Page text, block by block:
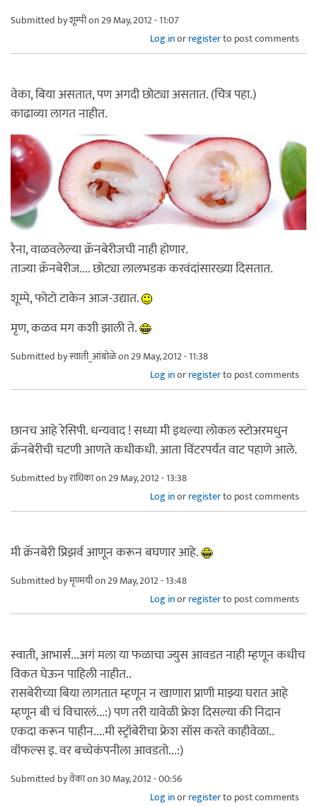
Submitted byशूम्पीon 29 May, 2012 - 11:07
Log inorregisterto post comments
वेका, बिया असतात, पण अगदी छोट्या असतात. (चित्र पहा.)
काढाव्या लागत नाहीत.
रैना, वाळवलेल्या क्रॅनबेरीजची नाही होणार.
ताज्या क्रॅनबेरीज.... छोट्या लालभडक करवंदांसारख्या दिसतात.
शूम्पे, फोटो टाकेन आज-उद्यात.
मृण, कळव मग कशी झाली ते.
Submitted byस्वाती_आंबोळेon 29 May, 2012 - 11:38
Log inorregisterto post comments
छानच आहे रेसिपी. धन्यवाद ! सध्या मी इथल्या लोकल स्टोअरमधुन
क्रॅनबेरीची चटणी आणते कधीकधी. आता विंटरपर्यंत वाट पहाणे आले.
Submitted byराधिकाon 29 May, 2012 - 13:38
Log inorregisterto post comments
मी क्रॅनबेरी प्रिझर्व आणून करून बघणार आहे.
Submitted byमृण्मयीon 29 May, 2012 - 13:48
Log inorregisterto post comments
स्वाती, आभार्स...अगं मला या फळाचा ज्युस आवडत नाही म्हणून कधीच
विकत घेऊन पाहिली नाहीत..
रासबेरीच्या बिया लागतात म्हणून न खाणारा प्राणी माझ्या घरात आहे
म्हणून बी चं विचारलं...:) पण तरी यावेळी फ्रेश दिसल्या की निदान
एकदा करून पाहीन....मी स्ट्रॉबेरीचा फ्रेश सॉस करते काहीवेळा..
वॉफल्स इ. वर बच्चेकंपनीला आवडतो...:)
Submitted byवेकाon 30 May, 2012 - 00:56
Log inorregisterto post comments